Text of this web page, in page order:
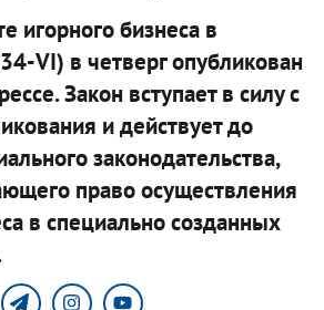
игорного бизнеса в
VI) в четверг опубликован
Закон вступает в силу с
и действует до
законодательства,
право осуществления
в специально созданных